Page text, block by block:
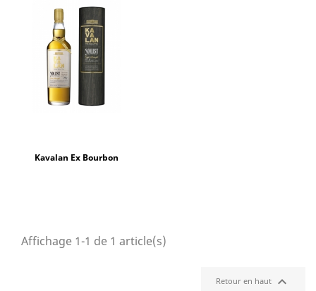
Kavalan Ex Bourbon
Affichage 1-1 de 1 article(s)
Retour en haut 